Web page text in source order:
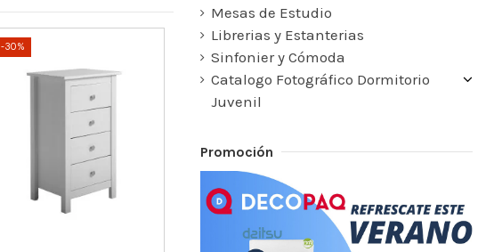
-30%
Mesas de Estudio
Librerias y Estanterias
Sinfonier y Cómoda
Catalogo Fotográfico Dormitorio
Juvenil
Promoción